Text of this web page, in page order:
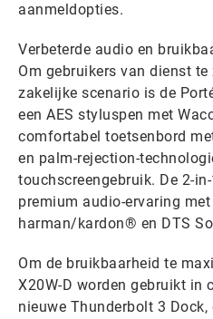
aanmeldopties.
Verbeterde audio en
Om gebruikers van dienst
zakelijke scenario is de
een AES styluspen met
comfortabel toetsenbord
en palm-rejection-
touchscreengebruik. De 2-
premium audio-ervaring
harman/kardon® en DTS
Om de bruikbaarheid te
X20W-D worden gebruikt in
nieuwe Thunderbolt 3